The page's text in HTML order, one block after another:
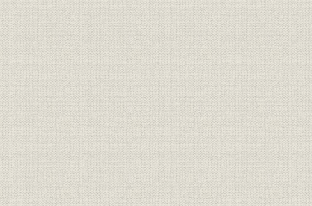
表4-4 台湾銀行貸出残高の推移
表4-5 台湾銀行の政府・日本銀行借入金、市場調達資金残高
表4-6 台湾銀行に対する日本銀行貸出残高
表4-7 台湾銀行に対する日本銀行特別融通の担保物件
表4-8 昭和2年金融恐慌時における本支店別貸出残高
表4-9 昭和2年金融恐慌時における本行口特別融通残高
表4-10 日本銀行の主要勘定